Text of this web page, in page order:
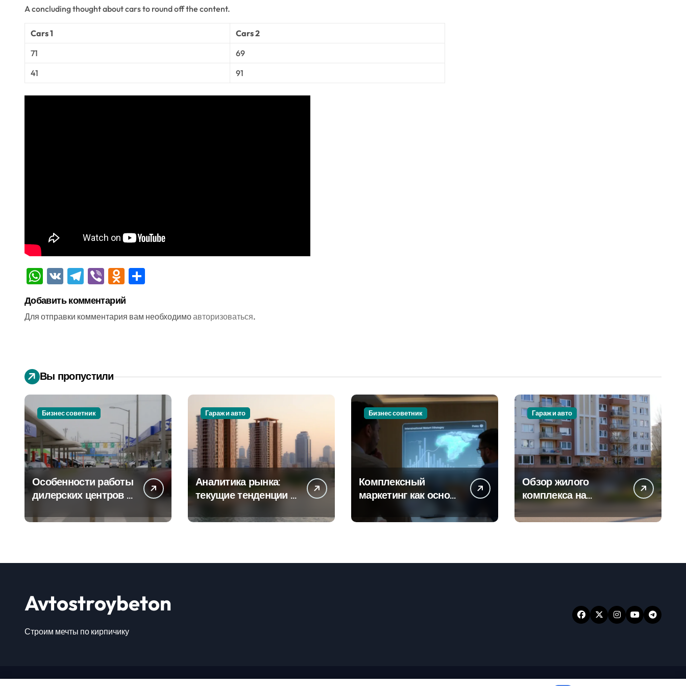
A concluding thought about cars to round off the content.
Cars 1
Cars 2
71
69
41
91
WhatsApp
VK Telegram
ViberOdnoklassniki
Добавить комментарий
Для отправки комментария вам необходимоавторизоваться.
Вы пропустили
Бизнес советник
Особенности работы
дилерских центров и
на крупных
Гараж и авто
Аналитика рынка:
текущие тенденции в
новостроек и
Бизнес советник
Комплексный
маркетинг как основа
стратегии
Гараж и авто
Обзор жилого
комплекса на
24
Avtostroybeton
Строим мечты по кирпичику